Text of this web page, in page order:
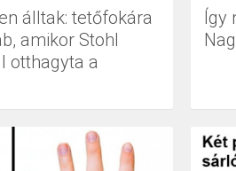
álltak: tetőfokára
amikor Stohl
otthagyta a
Így